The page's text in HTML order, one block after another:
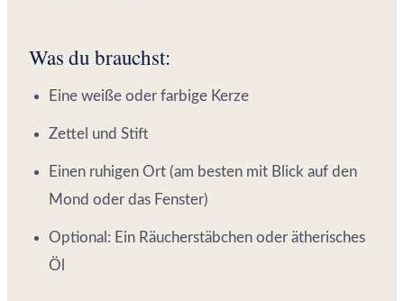
Was du brauchst:
Eine weiße oder farbige Kerze
Zettel und Stift
Einen ruhigen Ort (am besten mit Blick auf den
Mond oder das Fenster)
Optional: Ein Räucherstäbchen oder ätherisches
Öl